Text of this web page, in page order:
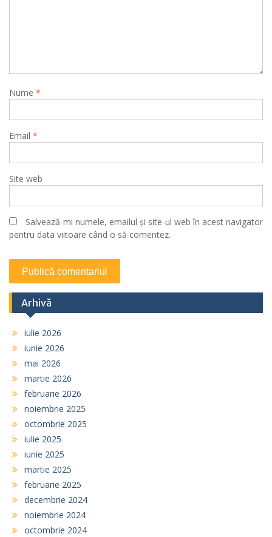
Nume *
Email *
Site web
Salvează-mi numele, emailul și site-ul web în acest navigator
pentru data viitoare când o să comentez.
Arhivă
iulie 2026
iunie 2026
mai 2026
martie 2026
februarie 2026
noiembrie 2025
octombrie 2025
iulie 2025
iunie 2025
martie 2025
februarie 2025
decembrie 2024
noiembrie 2024
octombrie 2024